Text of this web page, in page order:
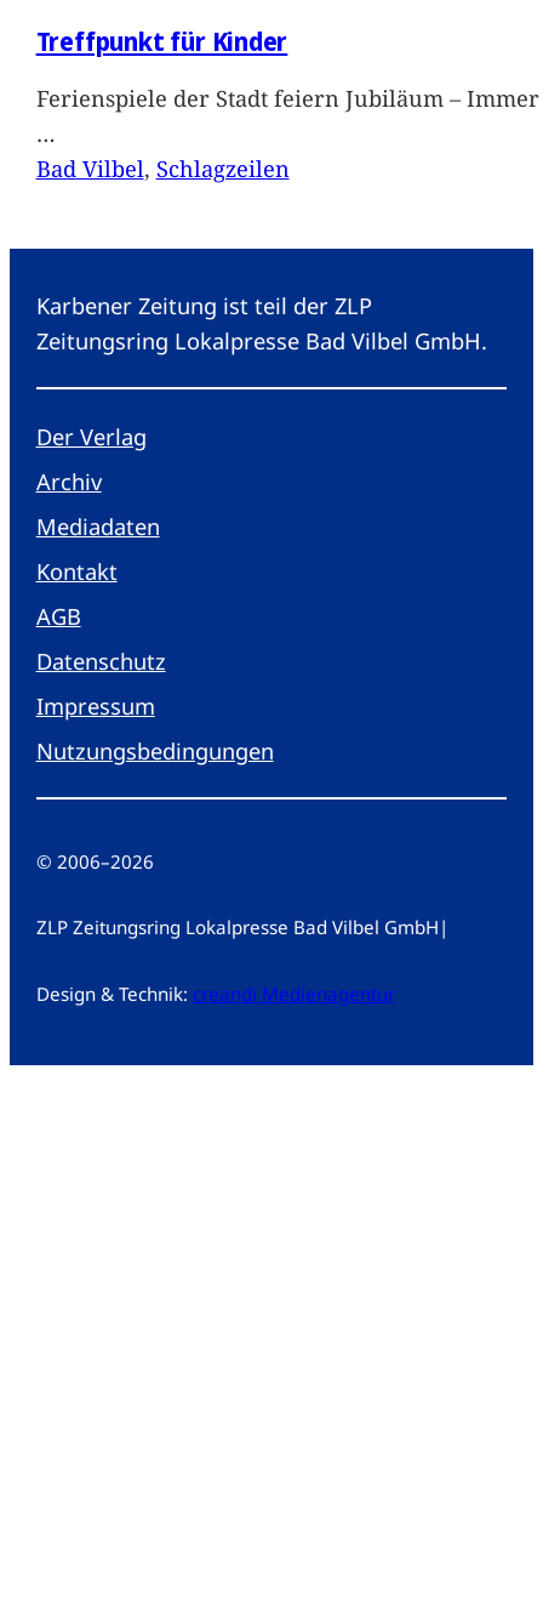
Treffpunkt für Kinder
Ferienspiele der Stadt feiern Jubiläum –
…
Bad Vilbel, Schlagzeilen
Karbener Zeitung ist teil der ZLP
Zeitungsring Lokalpresse Bad Vilbel GmbH.
Der Verlag
Archiv
Mediadaten
Kontakt
AGB
Datenschutz
Impressum
Nutzungsbedingungen
© 2006–2026
ZLP Zeitungsring Lokalpresse Bad Vilbel GmbH |
Design & Technik: creandi Medienagentur